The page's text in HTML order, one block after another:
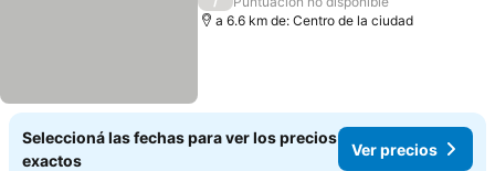
a 6.6 km de: Centro de la ciudad
Seleccioná las fechas para ver los precios
exactos
Ver precios